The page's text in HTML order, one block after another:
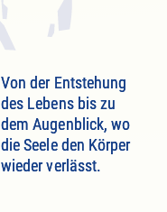
Von der Entstehung
des Lebens bis zu
dem Augenblick, wo
die Seele den Körper
wieder verlässt.